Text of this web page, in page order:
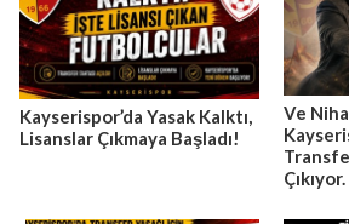
Kayserispor’da Yasak Kalktı,
Lisanslar Çıkmaya Başladı!
Ve
Çıkıyor.